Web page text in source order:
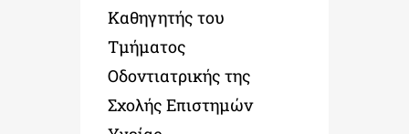
Καθηγητής του
Τμήματος
Οδοντιατρικής της
Σχολής Επιστημών